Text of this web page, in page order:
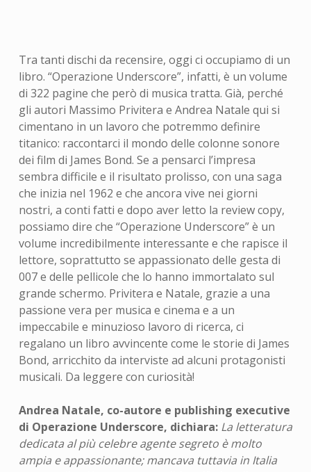
Tra tanti dischi da recensire, oggi ci occupiamo di un
libro. “Operazione Underscore”, infatti, è un volume
di 322 pagine che però di musica tratta. Già, perché
gli autori Massimo Privitera e Andrea Natale qui si
cimentano in un lavoro che potremmo definire
titanico: raccontarci il mondo delle colonne sonore
dei film di James Bond. Se a pensarci l’impresa
sembra difficile e il risultato prolisso, con una saga
che inizia nel 1962 e che ancora vive nei giorni
nostri, a conti fatti e dopo aver letto la review copy,
possiamo dire che “Operazione Underscore” è un
volume incredibilmente interessante e che rapisce il
lettore, soprattutto se appassionato delle gesta di
007 e delle pellicole che lo hanno immortalato sul
grande schermo. Privitera e Natale, grazie a una
passione vera per musica e cinema e a un
impeccabile e minuzioso lavoro di ricerca, ci
regalano un libro avvincente come le storie di James
Bond, arricchito da interviste ad alcuni protagonisti
musicali. Da leggere con curiosità!
Andrea Natale, co-autore e publishing executive
di Operazione Underscore, dichiara: La letteratura
dedicata al più celebre agente segreto è molto
ampia e appassionante; mancava tuttavia in Italia